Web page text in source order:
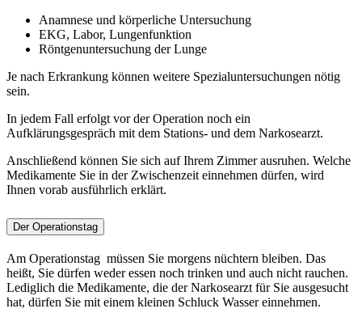
Anamnese und körperliche Untersuchung
EKG, Labor, Lungenfunktion
Röntgenuntersuchung der Lunge
Je nach Erkrankung können weitere Spezialuntersuchungen nötig
sein.
In jedem Fall erfolgt vor der Operation noch ein
Aufklärungsgespräch mit dem Stations- und dem Narkosearzt.
Anschließend können Sie sich auf Ihrem Zimmer ausruhen. Welche
Medikamente Sie in der Zwischenzeit einnehmen dürfen, wird
Ihnen vorab ausführlich erklärt.
Der Operationstag
Am Operationstag müssen Sie morgens nüchtern bleiben. Das
heißt, Sie dürfen weder essen noch trinken und auch nicht rauchen.
Lediglich die Medikamente, die der Narkosearzt für Sie ausgesucht
hat, dürfen Sie mit einem kleinen Schluck Wasser einnehmen.